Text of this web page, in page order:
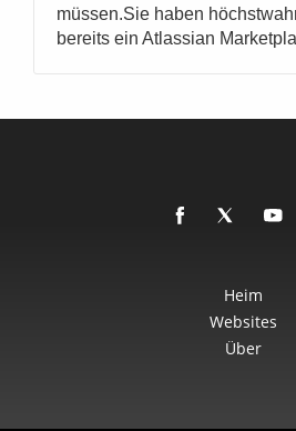
müssen.Sie haben
bereits ein Atlassian
Heim
Websites
Über